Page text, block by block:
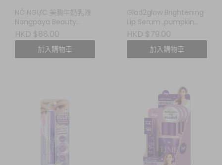
NỞ NGỰC 美胸牛奶乳液
Nangpaya Beauty
Breast Milk Lotion
HKD $88.00
加入購物車
Glad2glow Brightening
Lip Serum ,pumpkin
frost 修護潤唇精華
HKD $79.00
加入購物車